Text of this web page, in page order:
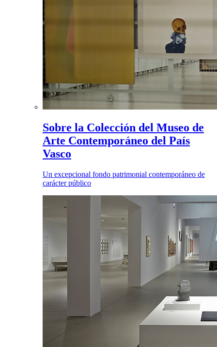
Sobre la Colección del Museo de
Arte Contemporáneo del País
Vasco
Un excepcional fondo patrimonial contemporáneo de
carácter público